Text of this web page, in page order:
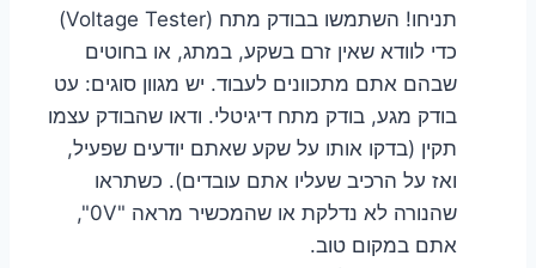
תניחו! השתמשו בבודק מתח (Voltage Tester)
כדי לוודא שאין זרם בשקע, במתג, או בחוטים
שבהם אתם מתכוונים לעבוד. יש מגוון סוגים: עט
בודק מגע, בודק מתח דיגיטלי. ודאו שהבודק עצמו
תקין (בדקו אותו על שקע שאתם יודעים שפעיל,
ואז על הרכיב שעליו אתם עובדים). כשתראו
שהנורה לא נדלקת או שהמכשיר מראה "0V",
אתם במקום טוב.